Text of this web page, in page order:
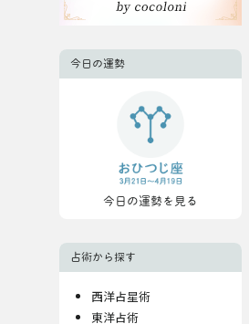
今日の運勢
今日の運勢を見る
占術から探す
西洋占星術
東洋占術